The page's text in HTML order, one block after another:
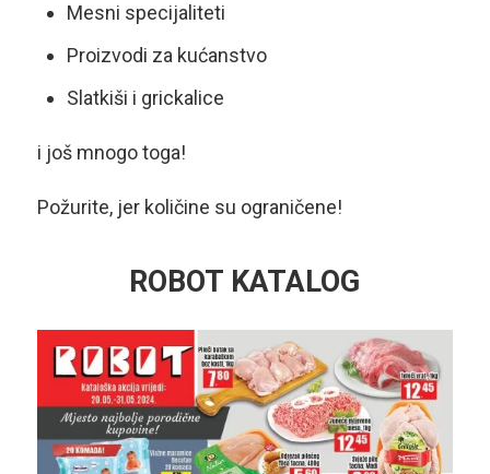
Mesni specijaliteti
Proizvodi za kućanstvo
Slatkiši i grickalice
i još mnogo toga!
Požurite, jer količine su ograničene!
ROBOT KATALOG